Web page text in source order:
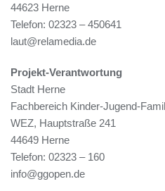
44623 Herne
Telefon: 02323 – 450641
laut@relamedia.de
Projekt-Verantwortung
Stadt Herne
Fachbereich Kinder-Jugend-
WEZ, Hauptstraße 241
44649 Herne
Telefon: 02323 – 160
info@ggopen.de